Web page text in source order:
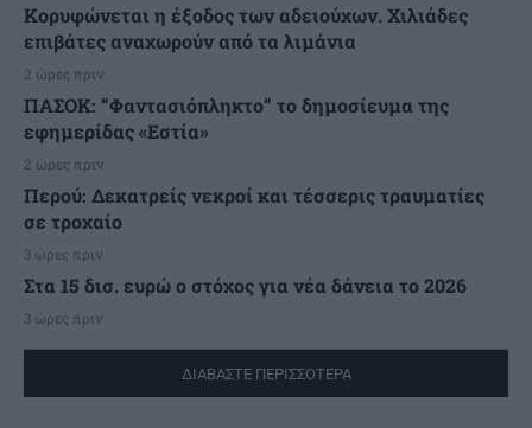
Κορυφώνεται η έξοδος των αδειούχων. Χιλιάδες
επιβάτες αναχωρούν από τα λιμάνια
2 ώρες πριν
ΠΑΣΟΚ: “Φαντασιόπληκτο” το δημοσίευμα της
εφημερίδας «Εστία»
2 ώρες πριν
Περού: Δεκατρείς νεκροί και τέσσερις τραυματίες
σε τροχαίο
3 ώρες πριν
Στα 15 δισ. ευρώ ο στόχος για νέα δάνεια το 2026
3 ώρες πριν
ΔΙΑΒΑΣΤΕ ΠΕΡΙΣΣΟΤΕΡΑ